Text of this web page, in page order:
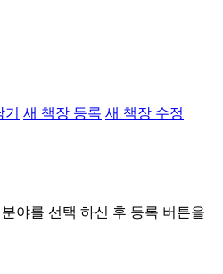
새 책장 등록 새 책장 수정
야를 선택 하신 후 등록 버튼을